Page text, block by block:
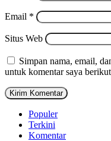
Email *
Situs Web
Simpan nama, email,
untuk komentar saya
Populer
Terkini
Komentar